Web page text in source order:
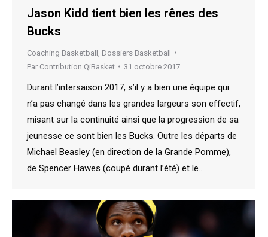
Jason Kidd tient bien les rênes des
Bucks
Coaching Basketball
Dossiers Basketball
Par Contribution QiBasket 31 octobre 2017
Durant l’intersaison 2017, s’il y a bien une équipe qui
n’a pas changé dans les grandes largeurs son effectif,
misant sur la continuité ainsi que la progression de sa
jeunesse ce sont bien les Bucks. Outre les départs de
Michael Beasley (en direction de la Grande Pomme),
de Spencer Hawes (coupé durant l’été) et le…